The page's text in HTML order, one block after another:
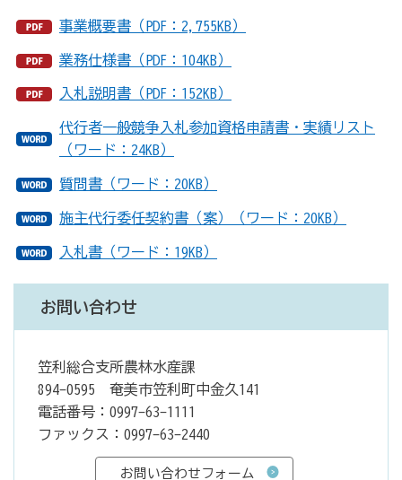
事業概要書（PDF：2,755KB）
業務仕様書（PDF：104KB）
入札説明書（PDF：152KB）
代行者一般競争入札参加資格申請書・実績リスト
（ワード：24KB）
質問書（ワード：20KB）
施主代行委任契約書（案）（ワード：20KB）
入札書（ワード：19KB）
お問い合わせ
笠利総合支所農林水産課
894-0595 奄美市笠利町中金久141
電話番号：0997-63-1111
ファックス：0997-63-2440